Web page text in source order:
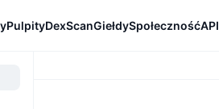
PulpityDexScanGiełdySpołecznośćAPI